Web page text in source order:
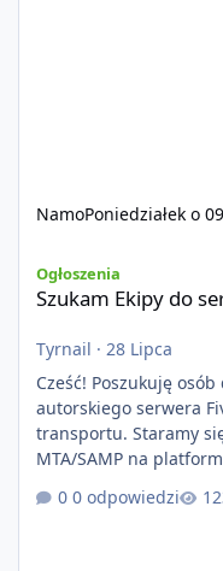
NamoPoniedziałek o
Ogłoszenia
Szukam Ekipy do
Tyrnail · 28 Lipca
Cześć! Poszukuję osób do współtworzenia TRUCK RPG -
autorskiego serwera
transportu. Staramy
MTA/SAMP na
kontentu dla graczy
jeździć ciężarówką. Projekt tworzony jest od podstaw z
0 odpowiedzi